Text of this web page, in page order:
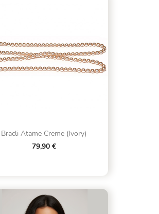
Bracli Atame Creme (Ivory)
79,90 €